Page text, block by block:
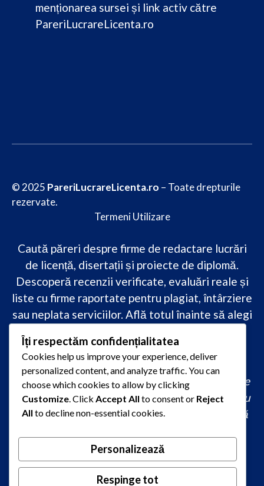
menționarea sursei și link activ către
PareriLucrareLicenta.ro
© 2025 PareriLucrareLicenta.ro – Toate drepturile
rezervate.
Termeni Utilizare
Caută păreri despre firme de redactare lucrări
de licență, disertații și proiecte de diplomă.
Descoperă recenzii verificate, evaluări reale și
liste cu firme raportate pentru plagiat, întârziere
sau neplata serviciilor. Află totul înainte să alegi
academicădoar pe PareriLucrareLicenta.ro.
comandă lucrare de licență originală, redactare
lucrare licență urgent, ajutor profesional pentru
licență, servicii redactare disertație ieftin, firmă
academică la comandă, redactare licență fără
plagiat rapid, preț redactare lucrare de licență,
oferte redactare lucrări 2026, redactori
Îți respectăm confidențialitatea
Cookies help us improve your experience, deliver
personalized content, and analyze traffic. You can
choose which cookies to allow by clicking
Customize . Click Accept All to consent or Reject
All to decline non-essential cookies.
Personalizează
Respinge tot